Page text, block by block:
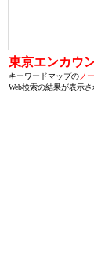
東京エンカウ
キーワードマップの ノ
Web検索の結果が表示さ